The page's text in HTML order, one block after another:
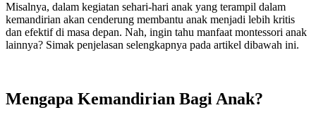
Misalnya, dalam kegiatan sehari-hari anak yang terampil dalam
kemandirian akan cenderung membantu anak menjadi lebih kritis
dan efektif di masa depan. Nah, ingin tahu manfaat montessori anak
lainnya? Simak penjelasan selengkapnya pada artikel dibawah ini.
Mengapa Kemandirian Bagi Anak?